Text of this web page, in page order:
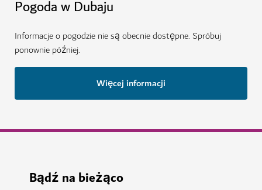
Pogoda w Dubaju
Informacje o pogodzie nie są obecnie dostępne. Spróbuj
ponownie później.
Więcej informacji
Bądź na bieżąco